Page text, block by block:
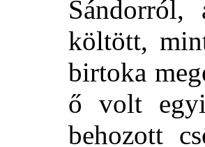
költött,
birtoka
ő volt
behozott